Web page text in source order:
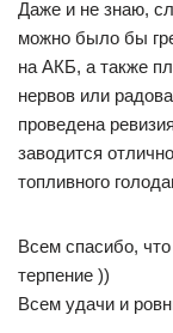
Даже и не знаю,
можно было бы
на АКБ, а также
нервов или
проведена
заводится
топливного
Всем спасибо,
терпение ))
Всем удачи и